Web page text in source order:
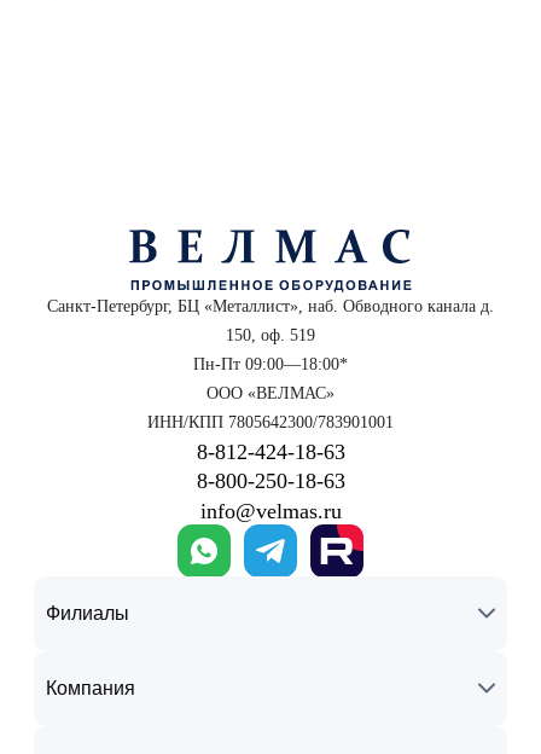
Санкт-Петербург, БЦ «Металлист», наб. Обводного канала д.
150, оф. 519
Пн-Пт 09:00—18:00*
ООО «ВЕЛМАС»
ИНН/КПП 7805642300/783901001
8‑812‑424‑18‑63
8‑800‑250‑18‑63
info@velmas.ru
Филиалы
Компания